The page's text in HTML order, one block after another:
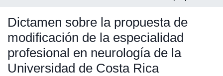
Statistics
Dictamen sobre la propuesta de
modificación de la especialidad
profesional en neurología de la
Universidad de Costa Rica